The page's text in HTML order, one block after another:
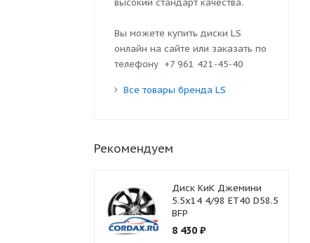
высокий стандарт качества.
Вы можете купить диски LS
онлайн на сайте или заказать по
телефону +7 961 421-45-40
Все товары бренда LS
Рекомендуем
Диск КиК Джемини
5.5x14 4/98 ET40 D58.5
BFP
8 430₽